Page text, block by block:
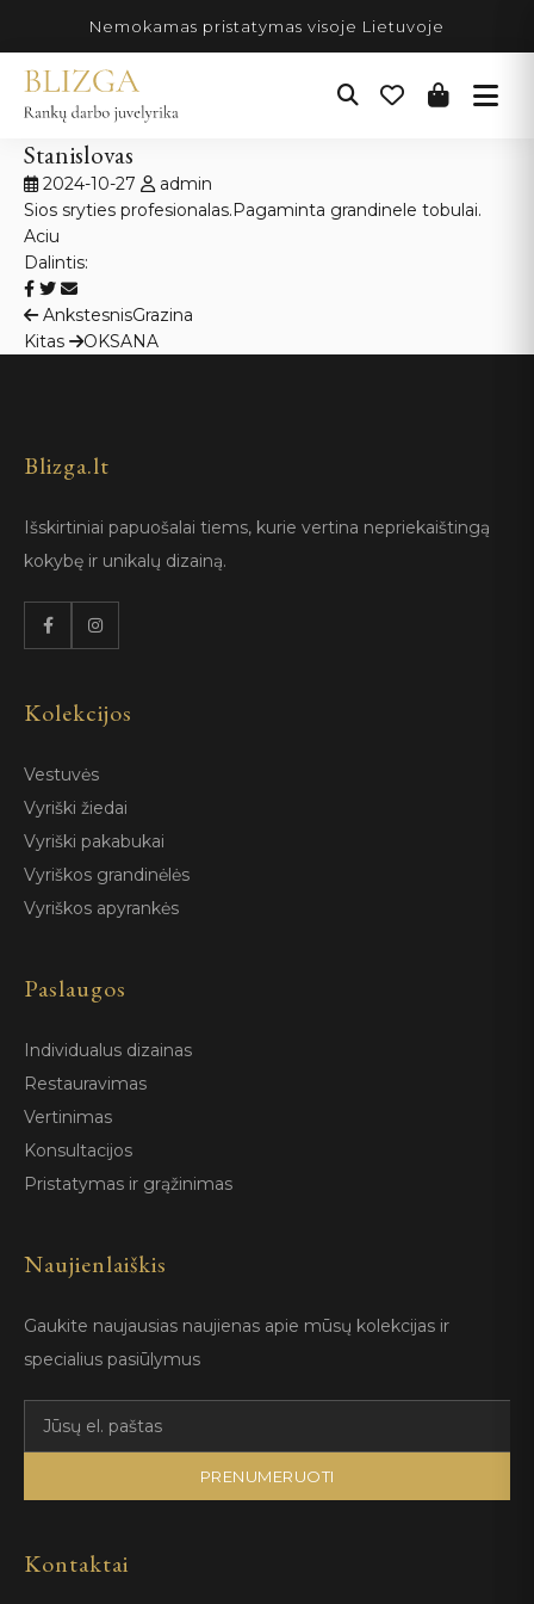
turinio
Nemokamas pristatymas visoje Lietuvoje
Stanislovas
2024-10-27
admin
Sios sryties profesionalas.Pagaminta grandinele tobulai.
Aciu
Dalintis:
Navigacija
tarp
AnkstesnisGrazina
Kitas
OKSANA
Blizga.lt
Išskirtiniai papuošalai tiems, kurie vertina nepriekaištingą
kokybę ir unikalų dizainą.
Kolekcijos
Vestuvės
Vyriški žiedai
Vyriški pakabukai
Vyriškos grandinėlės
Vyriškos apyrankės
Paslaugos
Individualus dizainas
Restauravimas
Vertinimas
Konsultacijos
Pristatymas ir grąžinimas
Naujienlaiškis
Gaukite naujausias naujienas apie mūsų kolekcijas ir
specialius pasiūlymus
PRENUMERUOTI
Kontaktai